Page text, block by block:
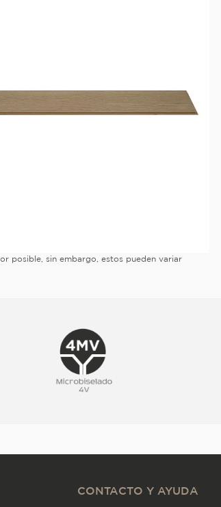
posible, sin embargo, estos pueden variar
CONTACTO Y AYUDA